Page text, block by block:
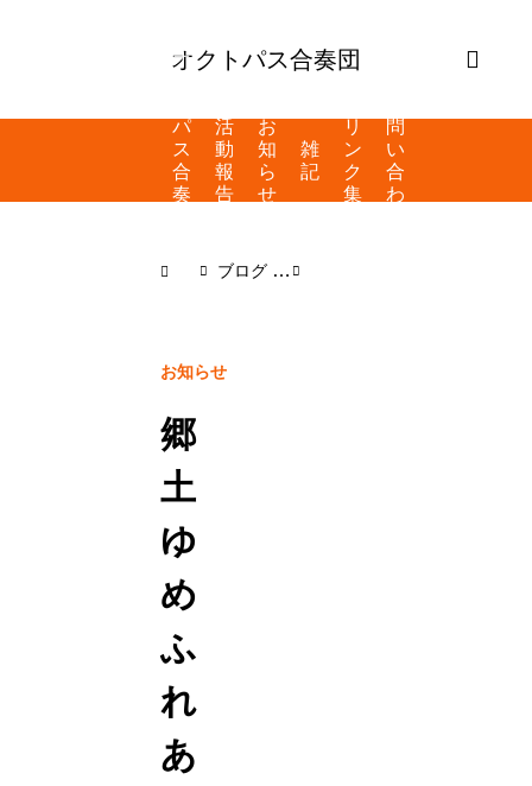
オクトパス合奏団
オ
パ
ス
合
奏
活
動
報
告
お
知
ら
せ
雑
記
リ
ン
ク
集
問
い
合
わ
ブログ
お知らせ
郷
土
ゆ
め
ふ
れ
あ